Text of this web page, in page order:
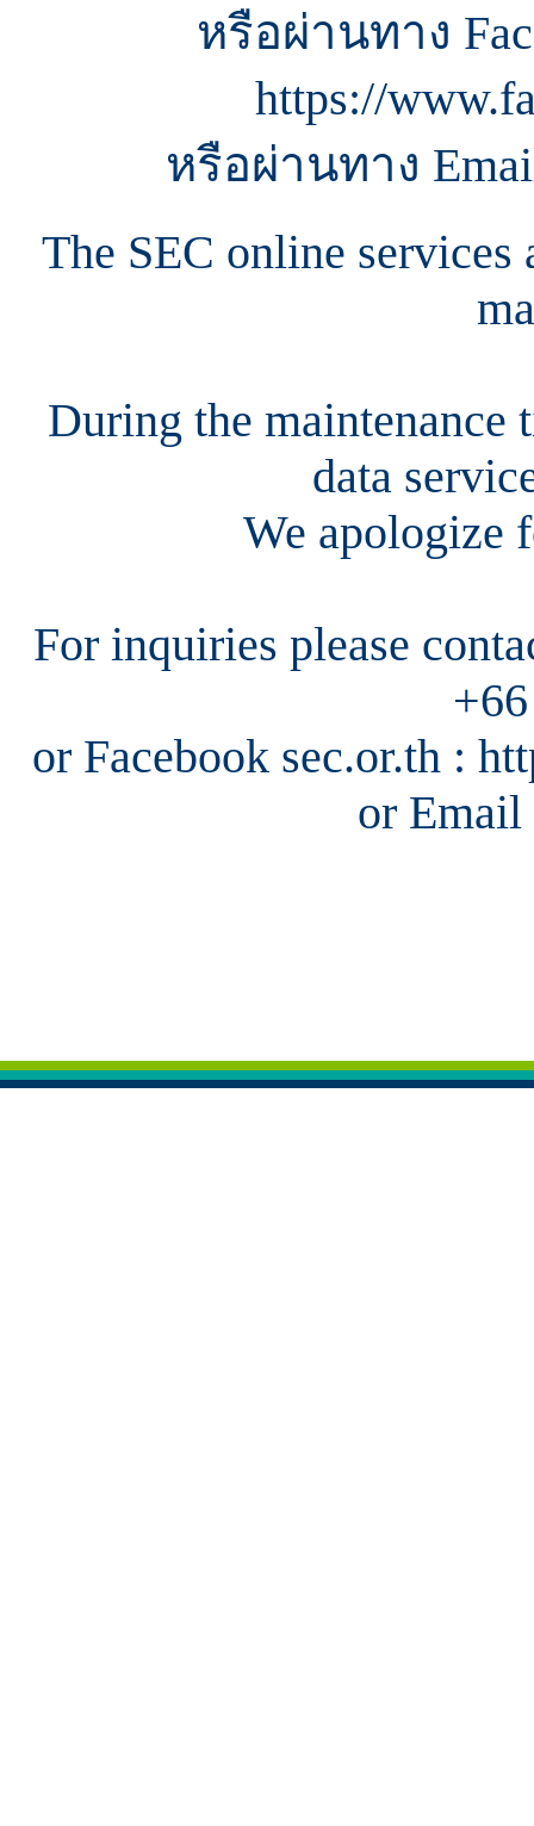
หรือผ่านทาง
https://
หรือผ่านทาง
The SEC online
During the maintenance
data
We apologize
For inquiries please
or Facebook sec.or.th :
or Email